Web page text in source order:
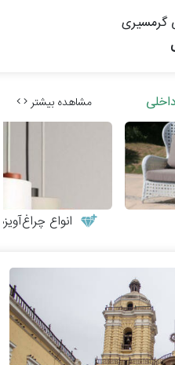
گرمسیری
مشاهده بیشتر
انواع